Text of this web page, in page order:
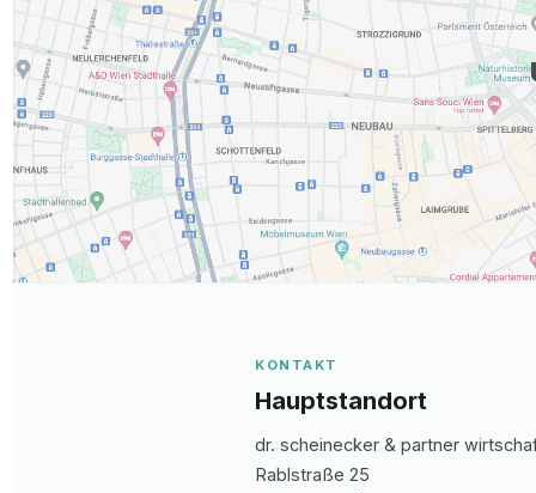
KONTAKT
Hauptstandort
dr. scheinecker & partner
Rablstraße 25